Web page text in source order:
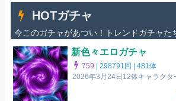
HOTガチャ
今このガチャがあつい！トレンドガチャた
新色々エロガチャ
759 |298791回 |481体
2026年3月24日12体キャラクタ